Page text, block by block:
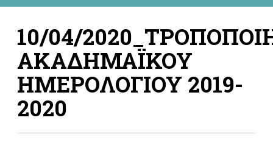
10/04/
ΑΚΑΔΗΜΑΪΚΟΥ
ΗΜΕΡΟΛΟΓΙΟΥ 2019-
2020